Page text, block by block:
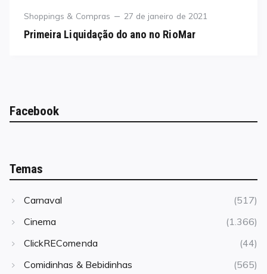
Category
Shoppings & Compras
Posted
27 de janeiro de 2021
Primeira Liquidação do ano no RioMar
Facebook
Temas
Carnaval
(517)
Cinema
(1.366)
ClickREComenda
(44)
Comidinhas & Bebidinhas
(565)